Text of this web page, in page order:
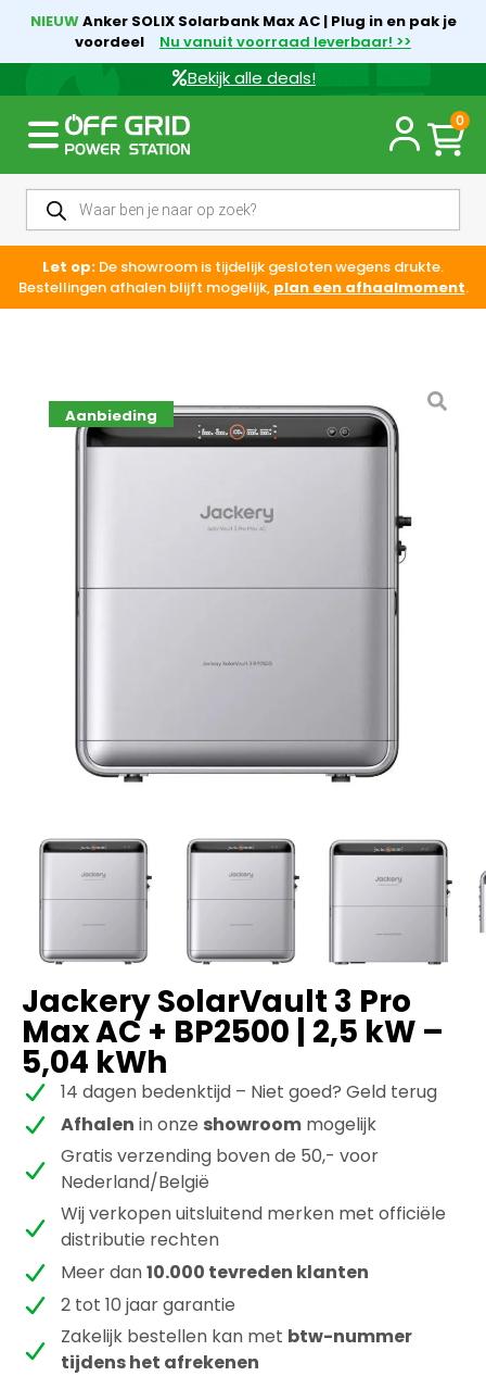
NIEUWAnker SOLIX Solarbank Max AC | Plug in en pak je
voordeel
Nu vanuit voorraad leverbaar! >>
Bekijk alle deals!
0
Let op: De showroom is tijdelijk gesloten wegens drukte.
Bestellingen afhalen blijft mogelijk, plan een afhaalmoment.
Aanbieding
Jackery SolarVault 3 Pro
Max AC + BP2500 | 2,5 kW –
5,04 kWh
14 dagen bedenktijd – Niet goed? Geld terug
Afhalen in onze showroom mogelijk
Gratis verzending boven de 50,- voor
Nederland/België
Wij verkopen uitsluitend merken met officiële
distributie rechten
Meer dan10.000 tevreden klanten
2 tot 10 jaar garantie
Zakelijk bestellen kan met btw-nummer
tijdens het afrekenen